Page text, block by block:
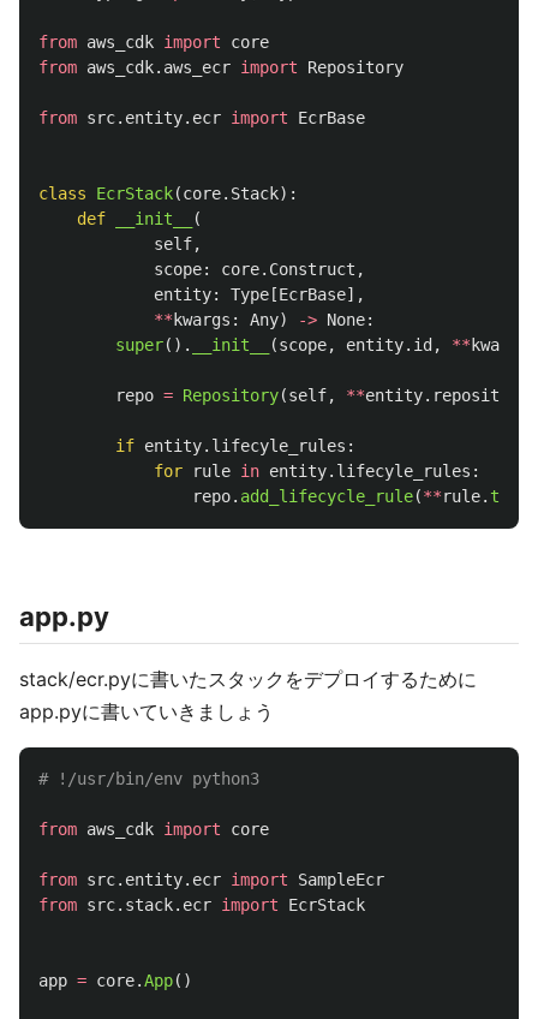
from aws_cdk import
core
from aws_cdk.aws_ecr import Repository
from src.entity.ecr import EcrBase
class EcrStack(core. Stack):
def
__init__
(
self,
scope: core. Construct ,
entity: Type [EcrBase],
** kwargs : Any) -> None:
super(). __init__ (scope, entity. id , ** kwargs
repo = Repository(self, **entity. repository
if entity. lifecyle_rules :
for
rule in entity. lifecyle_rules :
repo. add_lifecycle_rule(**rule.
app.py
stack/ecr.pyに書いたスタックをデプロイするために
app.pyに書いていきましょう
from aws_cdk import core
from src.entity.ecr import
SampleEcr
from src.stack.ecr import EcrStack
app = core.App()